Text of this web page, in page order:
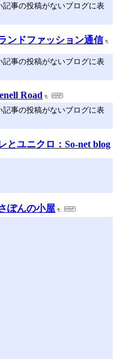
記事の投稿がないブログに表
ンドファッション通信
記事の投稿がないブログに表
Road
記事の投稿がないブログに表
とユニクロ：So-net blog
ぽんの小屋